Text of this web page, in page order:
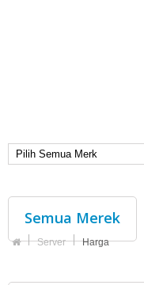
Semua Merek
Server Harga